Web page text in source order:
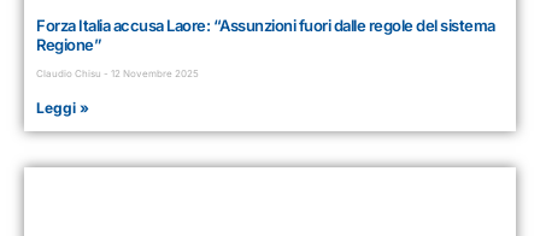
Forza Italia accusa Laore: “Assunzioni fuori dalle regole del sistema
Regione”
Claudio Chisu 12 Novembre 2025
Leggi »